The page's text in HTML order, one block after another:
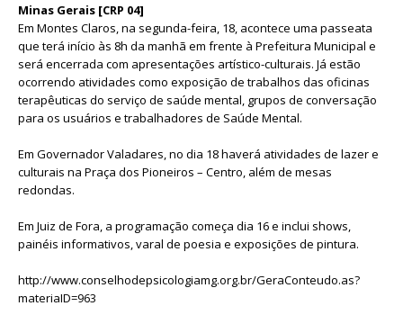
Minas Gerais [CRP 04]
Em Montes Claros, na segunda-feira, 18, acontece uma passeata
que terá início às 8h da manhã em frente à Prefeitura Municipal e
será encerrada com apresentações artístico-culturais. Já estão
ocorrendo atividades como exposição de trabalhos das oficinas
terapêuticas do serviço de saúde mental, grupos de conversação
para os usuários e trabalhadores de Saúde Mental.
Em Governador Valadares, no dia 18 haverá atividades de lazer e
culturais na Praça dos Pioneiros – Centro, além de mesas
redondas.
Em Juiz de Fora, a programação começa dia 16 e inclui shows,
painéis informativos, varal de poesia e exposições de pintura.
http://www.conselhodepsicologiamg.org.br/GeraConteudo.as?
materiaID=963